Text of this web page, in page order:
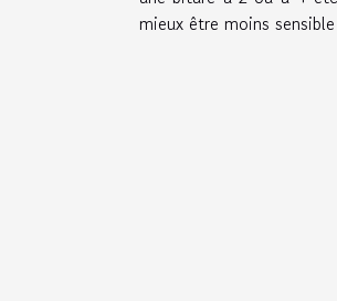
mieux être moins